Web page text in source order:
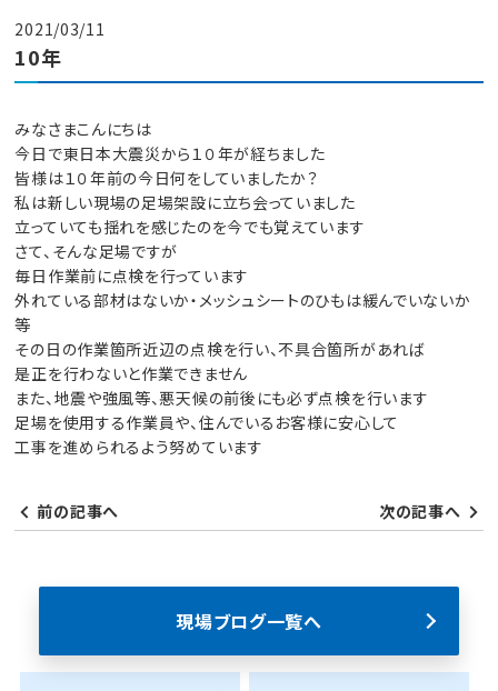
2021/03/11
10年
みなさまこんにちは
今日で東日本大震災から１０年が経ちました
皆様は１０年前の今日何をしていましたか？
私は新しい現場の足場架設に立ち会っていました
立っていても揺れを感じたのを今でも覚えています
さて、そんな足場ですが
毎日作業前に点検を行っています
外れている部材はないか・メッシュシートのひもは緩んでいないか
等
その日の作業箇所近辺の点検を行い、不具合箇所があれば
是正を行わないと作業できません
また、地震や強風等、悪天候の前後にも必ず点検を行います
足場を使用する作業員や、住んでいるお客様に安心して
工事を進められるよう努めています
前の記事へ 次の記事へ
現場ブログ一覧へ